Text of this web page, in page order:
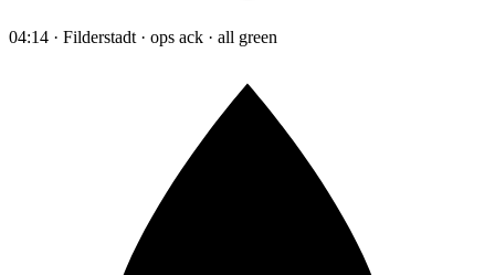
04:14 · Filderstadt · ops ack · all green